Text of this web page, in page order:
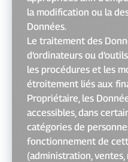
la modification ou la
Données.
Le traitement des
d’ordinateurs ou
les procédures et les
étroitement liés aux
Propriétaire, les
accessibles, dans
catégories de
fonctionnement de
(administration,